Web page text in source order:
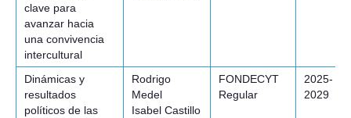
clave para
avanzar hacia
una convivencia
intercultural
Dinámicas y
resultados
políticos de las
Rodrigo
Medel
Isabel Castillo
FONDECYT
Regular
2025-
2029